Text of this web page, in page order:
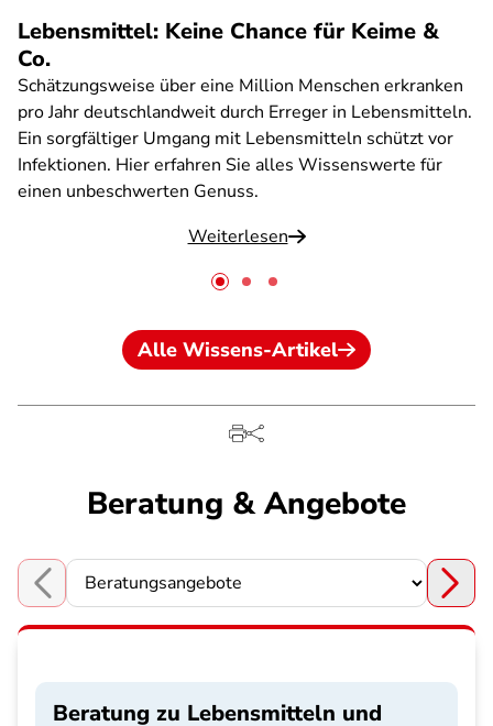
Lebensmittel: Keine Chance für Keime &
Co.
Schätzungsweise über eine Million Menschen erkranken
pro Jahr deutschlandweit durch Erreger in Lebensmitteln.
Ein sorgfältiger Umgang mit Lebensmitteln schützt vor
Infektionen. Hier erfahren Sie alles Wissenswerte für
einen unbeschwerten Genuss.
Weiterlesen
Alle Wissens-Artikel
Beratung & Angebote
Choose a section
Beratung zu Lebensmitteln und